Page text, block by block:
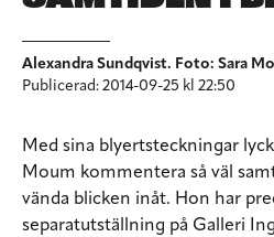
Alexandra Sundqvist. Foto: Sara
Publicerad: 2014-09-25 kl 22:50
Med sina blyertsteckningar
Moum kommentera så väl
vända blicken inåt. Hon har
separatutställning på Galleri